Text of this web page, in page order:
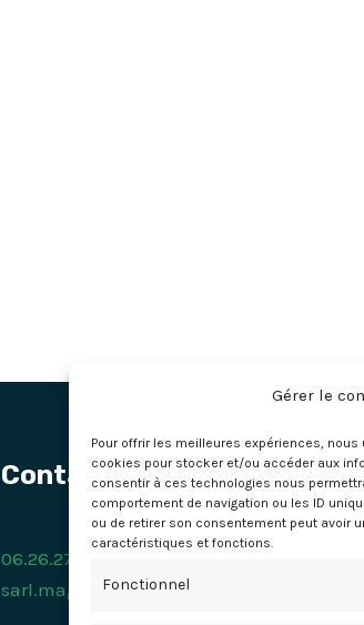
Gérer le
Pour offrir les meilleures expériences,
cookies pour stocker et/ou accéder aux
consentir à ces technologies nous
comportement de navigation ou les ID
ou de retirer son consentement peut avoir
caractéristiques et fonctions.
Fonctionnel
Contact
06.26.27.02.91
sarl.magelan@gmail.com